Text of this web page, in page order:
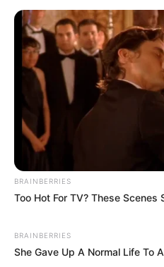
BRAINBERRIES
Too Hot For TV? These
BRAINBERRIES
She Gave Up A Normal Life To